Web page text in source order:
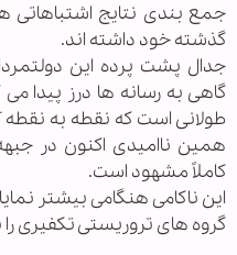
جمع بندی نتایج
گذشته خود داشته اند.
جدال پشت پرده این
گاهی به رسانه ها درز پیدا
طولانی است که نقطه به نقطه
همین ناامیدی اکنون در
کاملاً مشهود است.
این ناکامی هنگامی بیشتر
گروه های تروریستی تکفیری